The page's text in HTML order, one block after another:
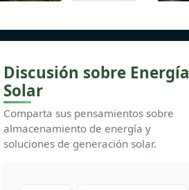
Discusión sobre Energía
Solar
Comparta sus pensamientos sobre
almacenamiento de energía y
soluciones de generación solar.